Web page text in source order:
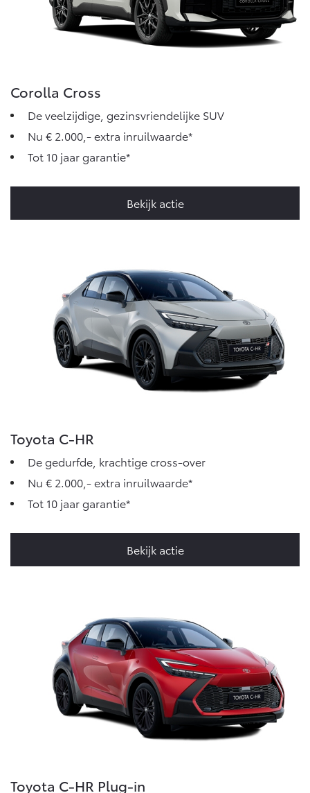
Corolla Cross
De veelzijdige, gezinsvriendelijke SUV
Nu € 2.000,- extra inruilwaarde*
Tot 10 jaar garantie*
Bekijk actie
Toyota C-HR
De gedurfde, krachtige cross-over
Nu € 2.000,- extra inruilwaarde*
Tot 10 jaar garantie*
Bekijk actie
Toyota C-HR Plug-in